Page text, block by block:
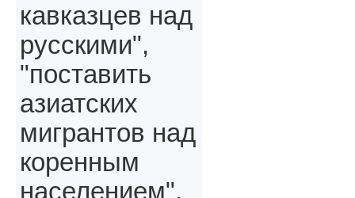
кавказцев над
русскими",
"поставить
азиатских
мигрантов над
коренным
населением",